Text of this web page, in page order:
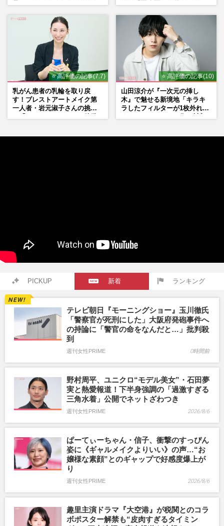
⭐ 高評価の記事(7.7)
乳がん患者の乳輪を取り戻
す！ブレストアートメイク第
一人者・岩元淑子さんの挑戦
⭐ 高評価の記事(10)
山田涼介が『一次元の挿し
木』で魅せる新境地「キラキ
ラしたフィルターが1枚外れて
PICKUP 新着 ランキング
テレビ朝日『モーニングショー』玉川徹氏
「警察官が死刑にした」大阪府発砲事件へ
の持論に「警官の命をなんだと…」批判殺
到
週刊女性PRIME 0時間前
野村周平、ユニクロ“モデル美女”・石田夢
実と熱愛報道！下半身強調の「過激すぎる
三角水着」公開でネットざわつき
週刊女性PRIME 2026/8/6
ぱーてぃーちゃん・信子、衝撃のすっぴん
姿に《ギャルメイクよりいい》の声…“お
嬢様な素顔”とのギャップで好感度爆上が
り
週刊女性PRIME 2026/8/6
趣里主演ドラマ『大空港』が税関とのコラ
ボポスター解禁も“皮肉すぎるタイミン